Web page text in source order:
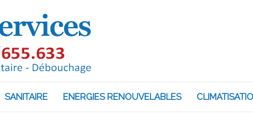
SANITAIRE ENERGIES RENOUVELABLES